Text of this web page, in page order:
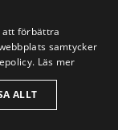
att förbättra
samtycker
Läs mer
ALLT